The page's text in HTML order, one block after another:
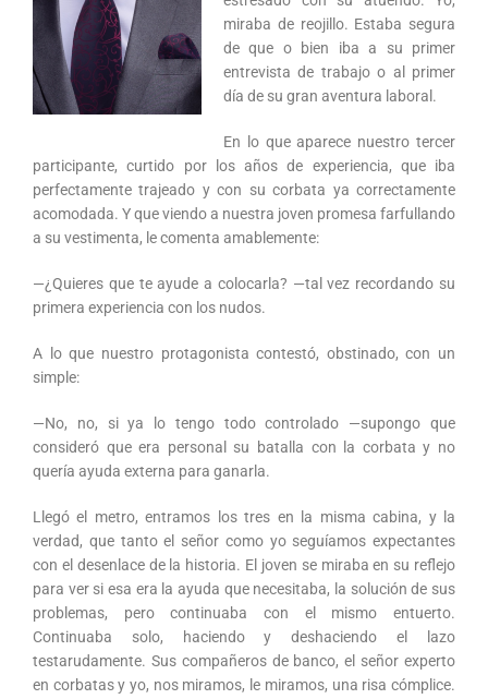
miraba de reojillo. Estaba segura
de que o bien iba a su primer
entrevista de trabajo o al primer
día de su gran aventura laboral.
En lo que aparece nuestro tercer
participante, curtido por los años de experiencia, que iba
perfectamente trajeado y con su corbata ya correctamente
acomodada. Y que viendo a nuestra joven promesa farfullando
a su vestimenta, le comenta amablemente:
—¿Quieres que te ayude a colocarla? —tal vez recordando su
primera experiencia con los nudos.
A lo que nuestro protagonista contestó, obstinado, con un
simple:
—No, no, si ya lo tengo todo controlado —supongo que
consideró que era personal su batalla con la corbata y no
quería ayuda externa para ganarla.
Llegó el metro, entramos los tres en la misma cabina, y la
verdad, que tanto el señor como yo seguíamos expectantes
con el desenlace de la historia. El joven se miraba en su reflejo
para ver si esa era la ayuda que necesitaba, la solución de sus
problemas, pero continuaba con el mismo entuerto.
Continuaba solo, haciendo y deshaciendo el lazo
testarudamente. Sus compañeros de banco, el señor experto
en corbatas y yo, nos miramos, le miramos, una risa cómplice.